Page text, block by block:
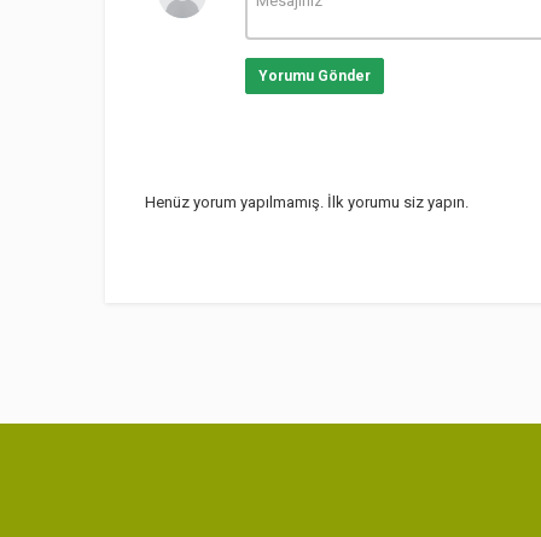
Yorumu Gönder
Henüz yorum yapılmamış. İlk yorumu siz yapın.